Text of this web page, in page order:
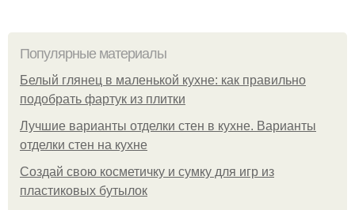
Популярные материалы
Белый глянец в маленькой кухне: как правильно
подобрать фартук из плитки
Лучшие варианты отделки стен в кухне. Варианты
отделки стен на кухне
Создай свою косметичку и сумку для игр из
пластиковых бутылок